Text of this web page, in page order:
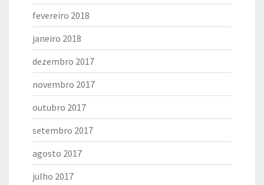
fevereiro 2018
janeiro 2018
dezembro 2017
novembro 2017
outubro 2017
setembro 2017
agosto 2017
julho 2017